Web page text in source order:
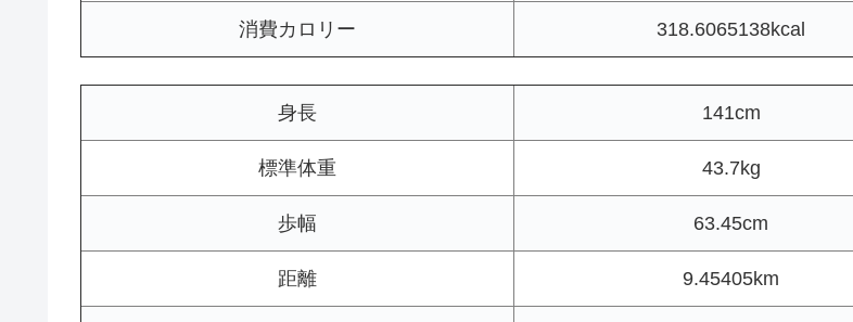
消費カロリー 318.6065138kcal
身長 141cm
標準体重 43.7kg
歩幅 63.45cm
距離 9.45405km